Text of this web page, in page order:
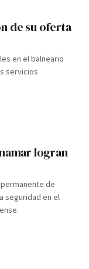
de su oferta
en el balneario
servicios
logran
de
seguridad en el